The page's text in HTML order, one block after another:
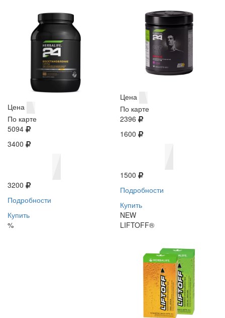
Цена
По карте
5094
3400
3200
Подробности
Купить
%
Цена
По карте
2396
1600
1500
Подробности
Купить
NEW
LIFTOFF®